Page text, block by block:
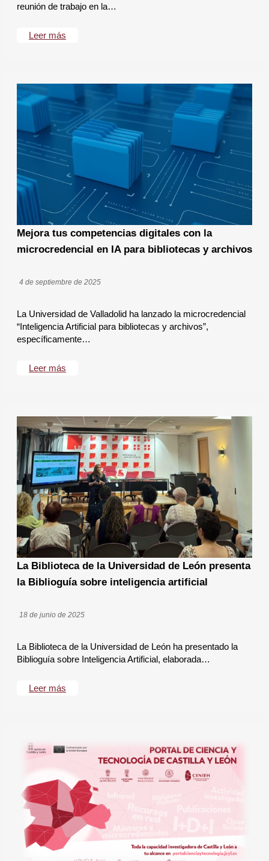
reunión de trabajo en la…
Leer más
Mejora tus competencias digitales con la
microcredencial en IA para bibliotecas y archivos
4 de septiembre de 2025
La Universidad de Valladolid ha lanzado la microcredencial
“Inteligencia Artificial para bibliotecas y archivos”,
específicamente…
Leer más
La Biblioteca de la Universidad de León presenta
la Biblioguía sobre inteligencia artificial
18 de junio de 2025
La Biblioteca de la Universidad de León ha presentado la
Biblioguía sobre Inteligencia Artificial, elaborada…
Leer más